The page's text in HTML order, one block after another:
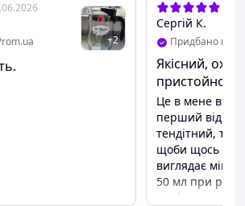
+2
Сергій К.
Придбано на
Якісний,
пристойною
Це в мене вже
перший від
тендітний,
щоби щось не
виглядає
50 мл при